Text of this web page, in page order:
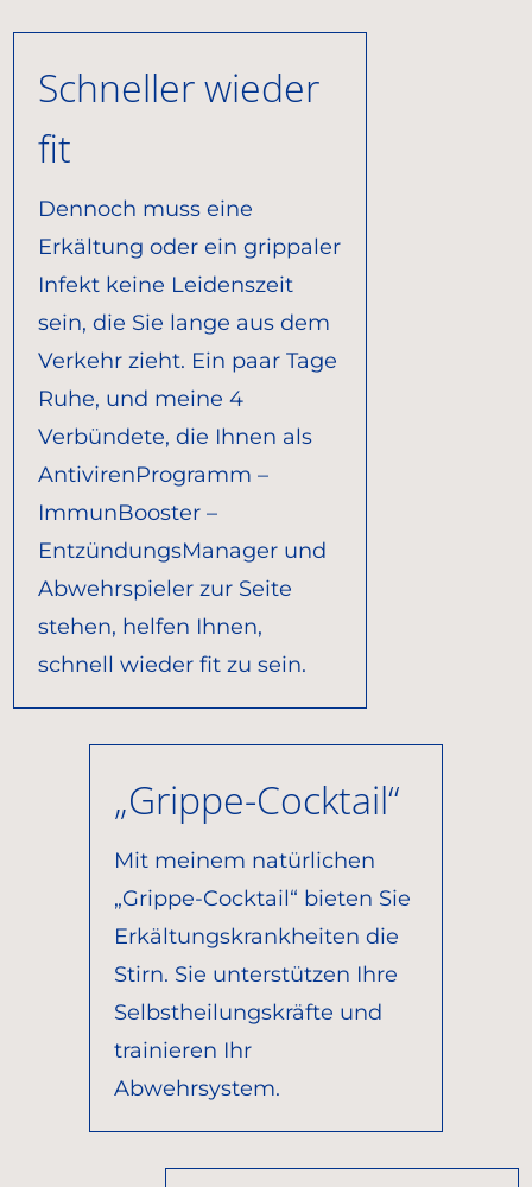
Schneller wieder
fit
Dennoch muss eine
Erkältung oder ein grippaler
Infekt keine Leidenszeit
sein, die Sie lange aus dem
Verkehr zieht. Ein paar Tage
Ruhe, und meine 4
Verbündete, die Ihnen als
AntivirenProgramm –
ImmunBooster –
EntzündungsManager und
Abwehrspieler zur Seite
stehen, helfen Ihnen,
schnell wieder fit zu sein.
„Grippe-Cocktail“
Mit meinem natürlichen
„Grippe-Cocktail“ bieten Sie
Erkältungskrankheiten die
Stirn. Sie unterstützen Ihre
Selbstheilungskräfte und
trainieren Ihr
Abwehrsystem.